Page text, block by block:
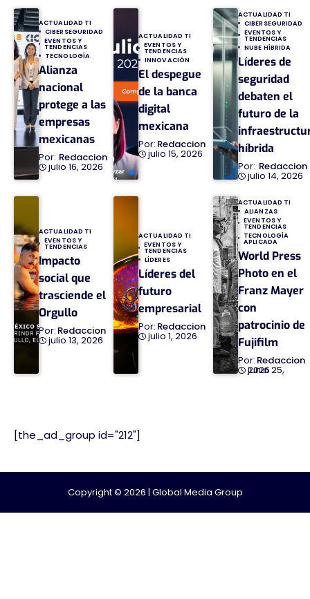
ACTUALIDAD TI
CIBERSEGURIDAD
EVENTOS Y
TENDENCIAS
TECNOLOGÍA
Alianza
nacional
protege a las
empresas
mexicanas
Redaccion
julio 16, 2026
ACTUALIDAD TI
EVENTOS Y
TENDENCIAS
INNOVACIÓN
El despegue
de la banca
digital
mexicana
Redaccion
julio 15, 2026
ACTUALIDAD TI
CIBERSEGURIDAD
EVENTOS Y
TENDENCIAS
NUBE HÍBRIDA
Líderes de
seguridad
debaten el
futuro de la
híbrida
Redaccion
julio 14, 2026
ACTUALIDAD TI
EVENTOS Y
TENDENCIAS
Impacto
social que
trasciende el
Orgullo
Redaccion
julio 13, 2026
ACTUALIDAD TI
EVENTOS Y
TENDENCIAS
LÍDERES
Líderes del
futuro
empresarial
Redaccion
julio 1, 2026
ACTUALIDAD TI
ALIANZAS
EVENTOS Y
TENDENCIAS
TECNOLOGÍA
APLICADA
World Press
Photo en el
Franz Mayer
con
patrocinio de
Fujifilm
Redaccion
junio 25, 2026
[the_ad_group id="212"]